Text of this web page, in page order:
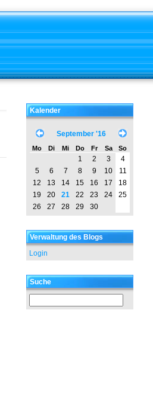
Kalender
September '16
Mo Di Mi Do Fr Sa So
1 2 3
4
5
6 7 8 9 10
11
12
13 14 15 16 17
18
19
20 21 22 23 24
25
26
27 28 29 30
Verwaltung des Blogs
Login
Suche